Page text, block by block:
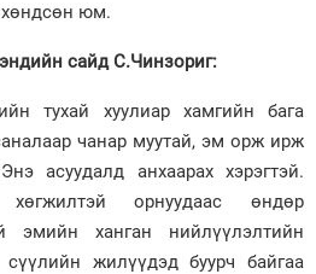
хөндсөн юм.
сайд С.Чинзориг:
тухай хуулиар хамгийн бага
чанар муутай, эм орж ирж
асуудалд анхаарах хэрэгтэй.
орнуудаас өндөр
эмийн ханган нийлүүлэлтийн
жилүүдэд буурч байгаа